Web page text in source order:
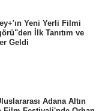
Yeni Yerli Filmi
İlk Tanıtım ve
Geldi
Adana Altın